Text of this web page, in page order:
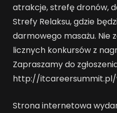
atrakcje, strefę dronów,
Strefy Relaksu, gdzie
darmowego masażu. Nie
licznych konkursów z
Zapraszamy do
http://
Strona internetowa